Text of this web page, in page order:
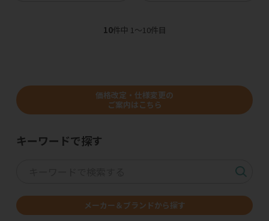
10件中 1〜10件目
価格改定・仕様変更の
ご案内はこちら
キーワードで探す
メーカー＆ブランドから探す